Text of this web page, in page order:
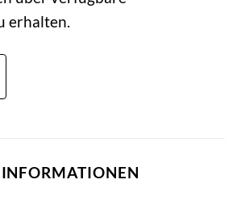
erhalten.